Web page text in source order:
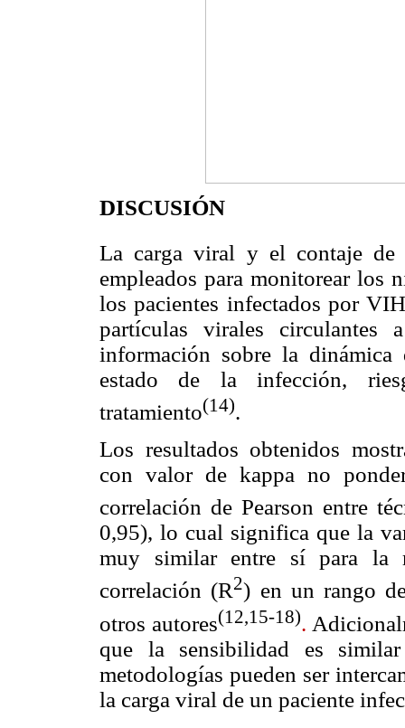
DISCUSIÓN
La carga viral y el contaje de
empleados para monitorear los
los pacientes infectados por
partículas virales circulantes
información sobre la
estado de la infección,
tratamiento(14).
Los resultados obtenidos
con valor de kappa no
correlación de Pearson entre
0,95), lo cual significa que la
muy similar entre sí para la
correlación (R2) en un rango
otros autores(12,15-18).
que la sensibilidad es
metodologías pueden ser
la carga viral de un paciente